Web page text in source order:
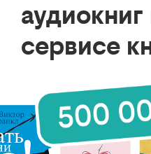
аудиокниг
сервисе